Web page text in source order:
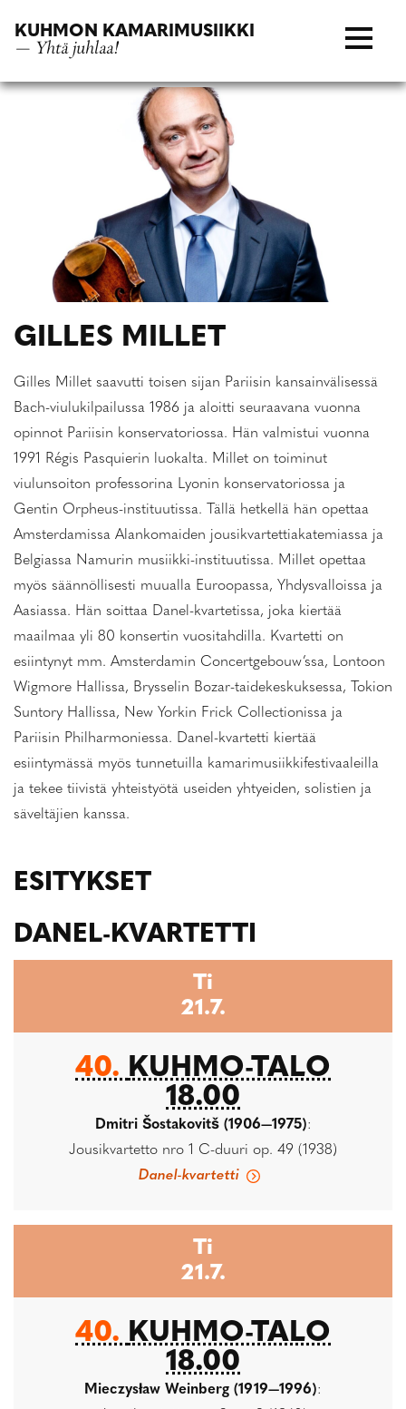
suoraan
KUHMON KAMARIMUSIIKKI
— Yhtä juhlaa!
GILLES MILLET
Gilles Millet saavutti toisen sijan Pariisin kansainvälisessä
Bach-viulukilpailussa 1986 ja aloitti seuraavana vuonna
opinnot Pariisin konservatoriossa. Hän valmistui vuonna
1991 Régis Pasquierin luokalta. Millet on toiminut
viulunsoiton professorina Lyonin konservatoriossa ja
Gentin Orpheus-instituutissa. Tällä hetkellä hän opettaa
Amsterdamissa Alankomaiden jousikvartettiakatemiassa ja
Belgiassa Namurin musiikki-instituutissa. Millet opettaa
myös säännöllisesti muualla Euroopassa, Yhdysvalloissa ja
Aasiassa. Hän soittaa Danel-kvartetissa, joka kiertää
maailmaa yli 80 konsertin vuositahdilla. Kvartetti on
esiintynyt mm. Amsterdamin Concertgebouw’ssa, Lontoon
Wigmore Hallissa, Brysselin Bozar-taidekeskuksessa, Tokion
Suntory Hallissa, New Yorkin Frick Collectionissa ja
Pariisin Philharmoniessa. Danel-kvartetti kiertää
esiintymässä myös tunnetuilla kamarimusiikkifestivaaleilla
ja tekee tiivistä yhteistyötä useiden yhtyeiden, solistien ja
säveltäjien kanssa.
ESITYKSET
DANEL-KVARTETTI
Ti
21.7.
40. KUHMO-TALO
18.00
Dmitri Šostakovitš (1906—1975):
Jousikvartetto nro 1 C-duuri op. 49 (1938)
Danel-kvartetti
Ti
21.7.
40. KUHMO-TALO
18.00
Mieczysław Weinberg (1919—1996):